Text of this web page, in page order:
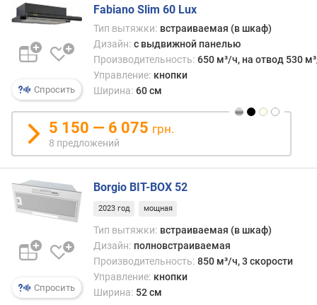
н
я
о
к
л
е
с
т
у
п
е
д
Спросить
Fabiano Slim 60 Lux
Тип вытяжки: встраиваемая (в шкаф)
Дизайн: с выдвижной панелью
Производительность: 650 м³/ч, на отвод 530
Управление: кнопки
Ширина: 60 см
5 150 — 6 075 грн.
8 предложений
Спросить
Borgio BIT-BOX 52
2023 год мощная
Тип вытяжки: встраиваемая (в шкаф)
Дизайн: полновстраиваемая
Производительность: 850 м³/ч, 3 скорости
Управление: кнопки
Ширина: 52 см